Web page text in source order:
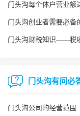
门头沟创业者需要必备
门头沟财税知识——税
门头沟有问必
门头沟公司的经营范围